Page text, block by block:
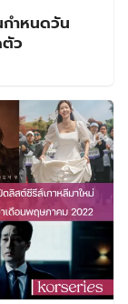
กำหนดวัน
ว